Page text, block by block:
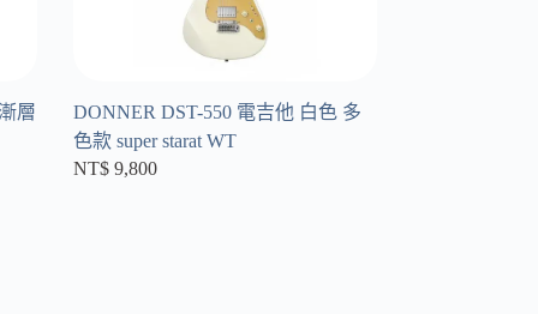
層
DONNER DST-550 電吉他 白色 多
色款 super starat WT
NT$9,800